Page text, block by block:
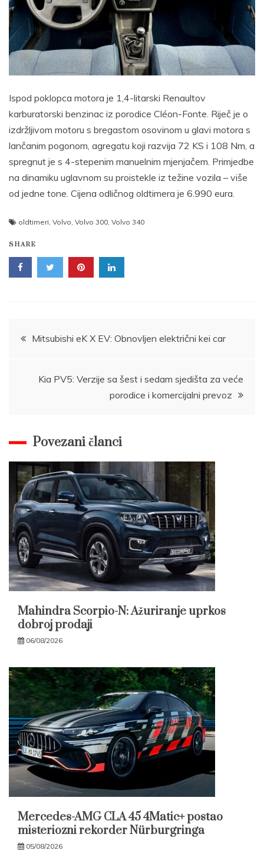
Ispod poklopca motora je 1,4-litarski Renaultov
karburatorski benzinac iz porodice Cléon-Fonte. Riječ je o
izdržljivom motoru s bregastom osovinom u glavi motora s
lančanim pogonom, agregatu koji razvija 72 KS i 108 Nm, a
spregnut je s 4-stepenim manuelnim mjenjačem. Primjedbe
na dinamiku uglavnom su proistekle iz težine vozila – više
od jedne tone. Cijena odličnog oldtimera je 6.990 eura.
oldtimeri, Volvo, Volvo 300, Volvo 340
SHARE
Post
Mitsubishi eK X EV: Obnovljen električni kei car
Kia PV5: Verzije sa šest i sedam sjedišta za veće
porodice i komercijalni prevoz
Povezani članci
Mahindra Scorpio-N: Ažuriranje uprkos
dobroj prodaji
06/08/2026
Mercedes-AMG CLA 45 4Matic+ postao
misteriozni rekorder Nürburgringa
05/08/2026